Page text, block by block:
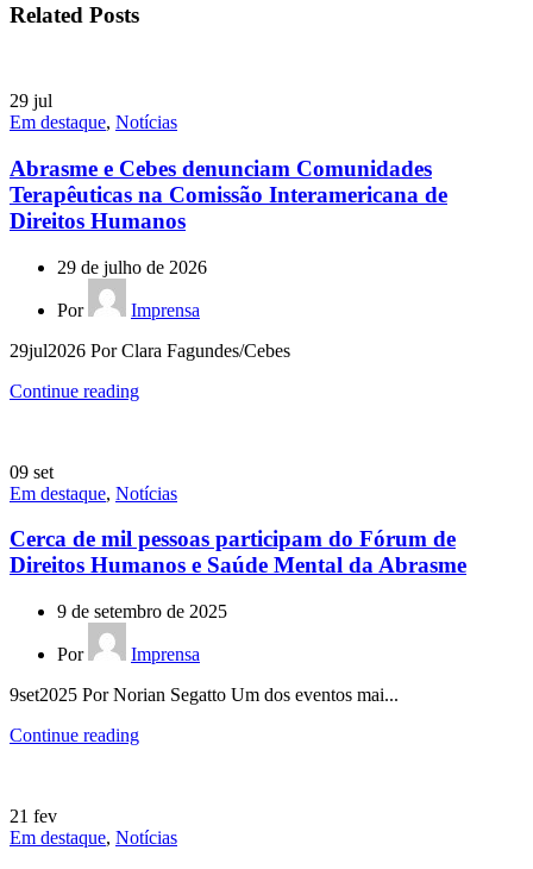
Related Posts
29 jul
Em destaque, Notícias
Abrasme e Cebes denunciam Comunidades
Terapêuticas na Comissão Interamericana de
Direitos Humanos
29 de julho de 2026
Por
Imprensa
29jul2026 Por Clara Fagundes/Cebes
Continue reading
09 set
Em destaque, Notícias
Cerca de mil pessoas participam do Fórum de
Direitos Humanos e Saúde Mental da Abrasme
9 de setembro de 2025
Por
Imprensa
9set2025 Por Norian Segatto Um dos eventos mai...
Continue reading
21 fev
Em destaque, Notícias